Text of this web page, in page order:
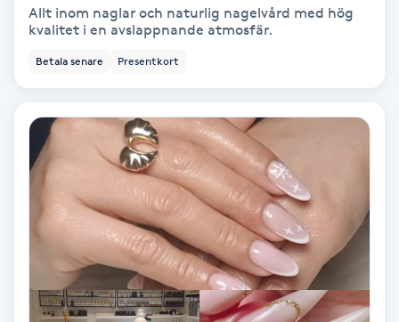
IPL
IR-massage
Japansk massage
Allt inom naglar och naturlig nagelvård med hög
kvalitet i en avslappnande atmosfär.
Betala senare Presentkort